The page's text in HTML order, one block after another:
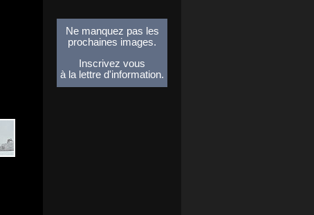
Ne manquez pas les
prochaines images.
Inscrivez vous
à la lettre d'information.